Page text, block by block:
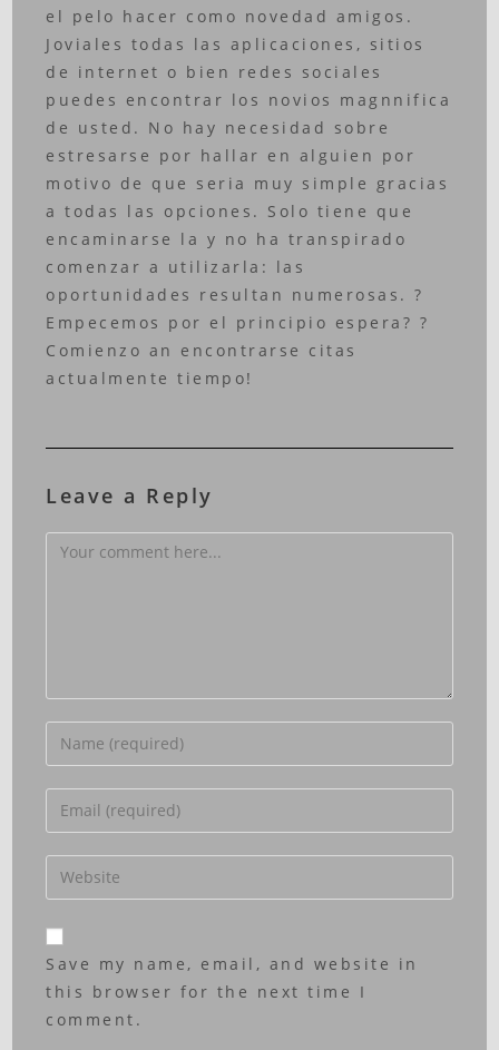
el pelo hacer como novedad amigos.
Joviales todas las aplicaciones, sitios
de internet o bien redes sociales
puedes encontrar los novios magnnifica
de usted. No hay necesidad sobre
estresarse por hallar en alguien por
motivo de que seria muy simple gracias
a todas las opciones. Solo tiene que
encaminarse la y no ha transpirado
comenzar a utilizarla: las
oportunidades resultan numerosas. ?
Empecemos por el principio espera? ?
Comienzo an encontrarse citas
actualmente tiempo!
Leave a Reply
Save my name, email, and website in
this browser for the next time I
comment.